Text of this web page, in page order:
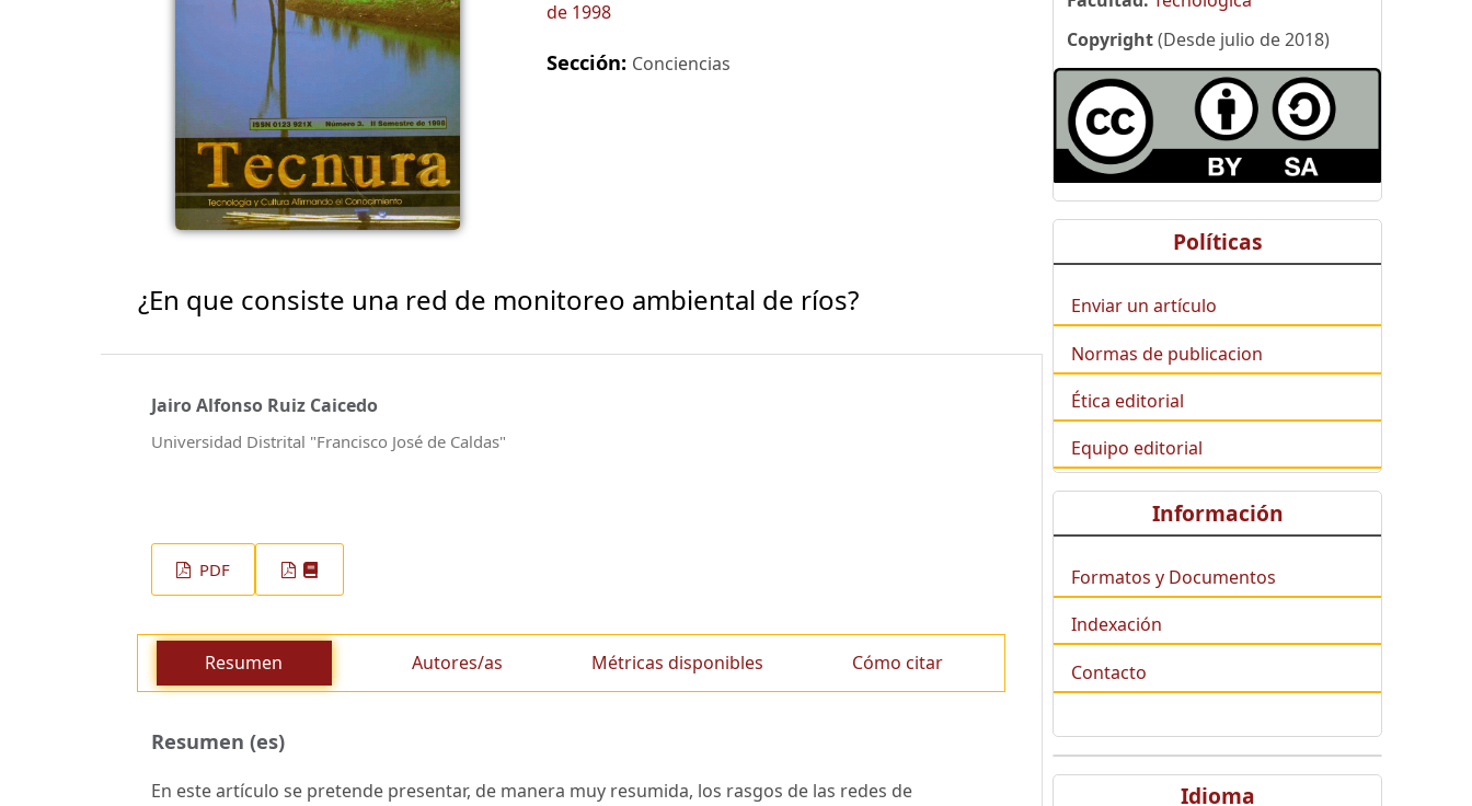
de 1998
Sección: Conciencias
¿En que consiste una red de monitoreo ambiental de ríos?
Jairo Alfonso Ruiz Caicedo
Universidad Distrital "Francisco José de Caldas"
PDF
Resumen Autores/as Métricas disponibles Cómo citar
Resumen (es)
En este artículo se pretende presentar, de manera muy resumida, los rasgos de las redes de
Copyright(Desde julio de 2018)
Políticas
Enviar un artículo
Normas de publicacion
Ética editorial
Equipo editorial
Información
Formatos y Documentos
Indexación
Contacto
Idioma